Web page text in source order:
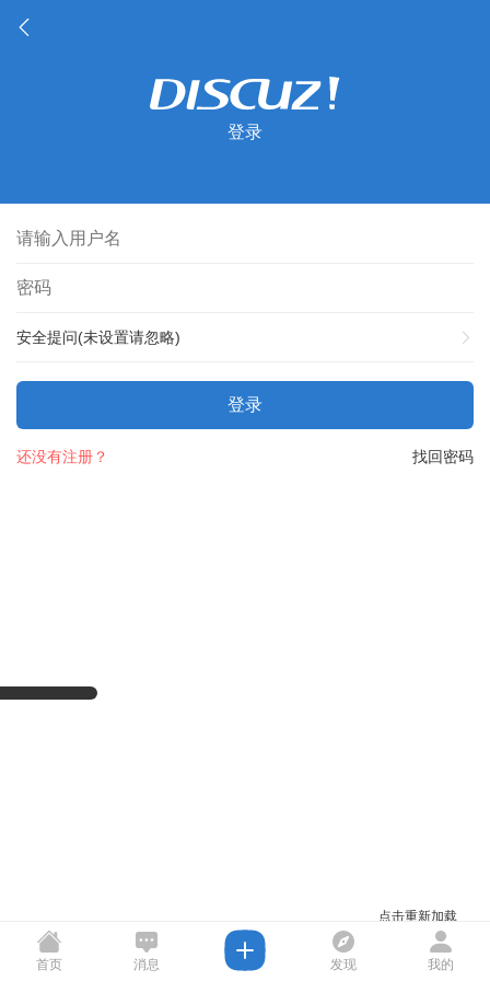
登录
安全提问(未设置请忽略)
登录
找回密码
还没有注册？
点击重新加载
首页 消息 发现 我的